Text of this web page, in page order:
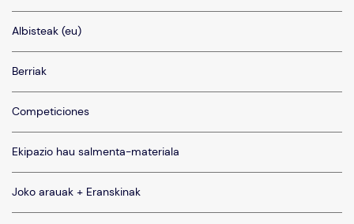
Albisteak (eu)
Berriak
Competiciones
Ekipazio hau salmenta-materiala
Joko arauak + Eranskinak